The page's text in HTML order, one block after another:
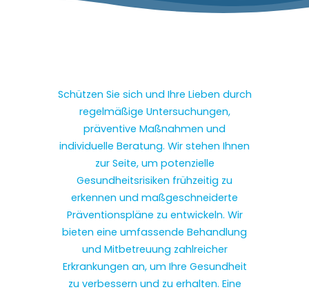
Schützen Sie sich und Ihre Lieben durch
regelmäßige Untersuchungen,
präventive Maßnahmen und
individuelle Beratung. Wir stehen Ihnen
zur Seite, um potenzielle
Gesundheitsrisiken frühzeitig zu
erkennen und maßgeschneiderte
Präventionspläne zu entwickeln. Wir
bieten eine umfassende Behandlung
und Mitbetreuung zahlreicher
Erkrankungen an, um Ihre Gesundheit
zu verbessern und zu erhalten. Eine